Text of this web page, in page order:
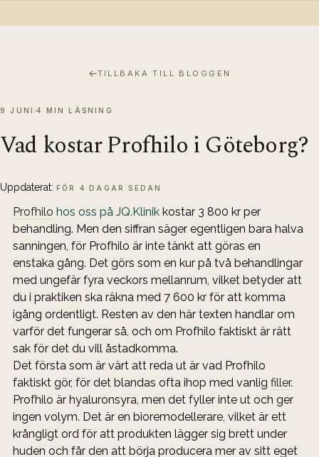
←TILLBAKA TILL BLOGGEN
Vad kostar Profhilo i Göteborg?
9 JUNI 4 MIN LÄSNING
Uppdaterat: FÖR 4 DAGAR SEDAN
Profhilo hos oss på JQ.Klinik kostar 3 800 kr per
behandling. Men den siffran säger egentligen bara halva
sanningen, för Profhilo är inte tänkt att göras en
enstaka gång. Det görs som en kur på två behandlingar
med ungefär fyra veckors mellanrum, vilket betyder att
du i praktiken ska räkna med 7 600 kr för att komma
igång ordentligt. Resten av den här texten handlar om
varför det fungerar så, och om Profhilo faktiskt är rätt
sak för det du vill åstadkomma.
Det första som är värt att reda ut är vad Profhilo
faktiskt gör, för det blandas ofta ihop med vanlig filler.
Profhilo är hyaluronsyra, men det fyller inte ut och ger
ingen volym. Det är en bioremodellerare, vilket är ett
krångligt ord för att produkten lägger sig brett under
huden och får den att börja producera mer av sitt eget